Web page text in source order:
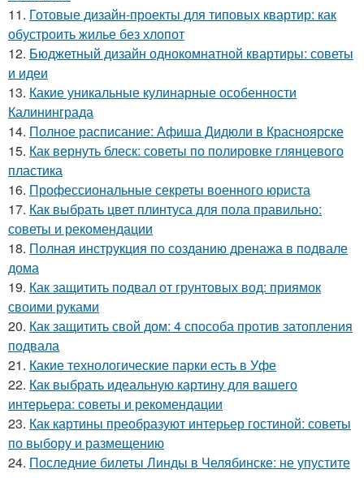
11. Готовые дизайн-проекты для типовых квартир: как
обустроить жилье без хлопот
12. Бюджетный дизайн однокомнатной квартиры: советы
и идеи
13. Какие уникальные кулинарные особенности
Калининграда
14. Полное расписание: Афиша Дидюли в Красноярске
15. Как вернуть блеск: советы по полировке глянцевого
пластика
16. Профессиональные секреты военного юриста
17. Как выбрать цвет плинтуса для пола правильно:
советы и рекомендации
18. Полная инструкция по созданию дренажа в подвале
дома
19. Как защитить подвал от грунтовых вод: приямок
своими руками
20. Как защитить свой дом: 4 способа против затопления
подвала
21. Какие технологические парки есть в Уфе
22. Как выбрать идеальную картину для вашего
интерьера: советы и рекомендации
23. Как картины преобразуют интерьер гостиной: советы
по выбору и размещению
24. Последние билеты Линды в Челябинске: не упустите